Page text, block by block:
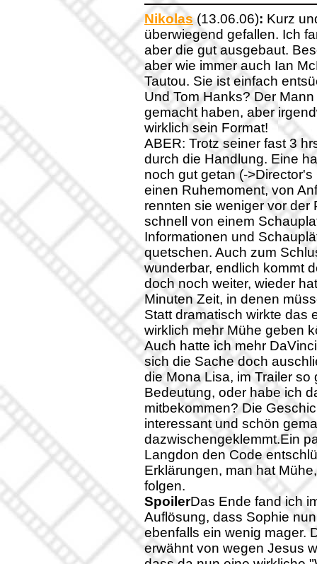
Nikolas(13.06.06): Kurz
überwiegend gefallen. Ich
aber die gut ausgebaut.
aber wie immer auch Ian
Tautou. Sie ist einfach
Und Tom Hanks? Der
gemacht haben, aber
wirklich sein Format!
ABER: Trotz seiner fast 3
durch die Handlung. Eine
noch gut getan (-
einen Ruhemoment, von
rennten sie weniger vor der
schnell von einem
Informationen und
quetschen. Auch zum
wunderbar, endlich kommt
doch noch weiter, wieder
Minuten Zeit, in denen
Statt dramatisch wirkte das
wirklich mehr Mühe geben
Auch hatte ich mehr
sich die Sache doch
die Mona Lisa, im Trailer
Bedeutung, oder habe ich
mitbekommen? Die
interessant und schön
dazwischengeklemmt.Ein
Langdon den Code
Erklärungen, man hat
folgen.
SpoilerDas Ende fand ich
Auflösung, dass Sophie
ebenfalls ein wenig mager.
erwähnt von wegen Jesus